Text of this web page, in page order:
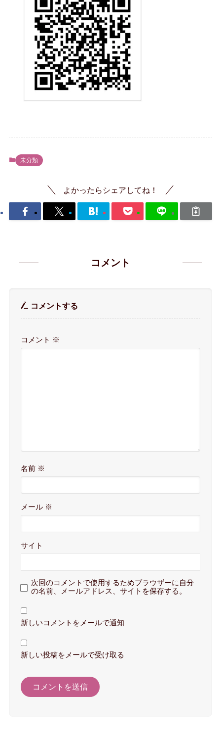
未分類
よかったらシェアしてね！
コメント
コメントする
コメント ※
名前 ※
メール ※
サイト
次回のコメントで使用するためブラウザーに自分
の名前、メールアドレス、サイトを保存する。
新しいコメントをメールで通知
新しい投稿をメールで受け取る